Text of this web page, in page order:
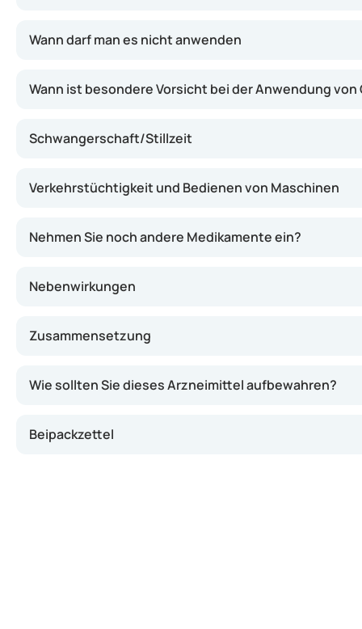
Wann darf man es nicht anwenden
Wann ist besondere Vorsicht bei der Anwendung
Schwangerschaft/Stillzeit
Verkehrstüchtigkeit und Bedienen von Maschinen
Nehmen Sie noch andere Medikamente ein?
Nebenwirkungen
Zusammensetzung
Wie sollten Sie dieses Arzneimittel aufbewahren?
Beipackzettel